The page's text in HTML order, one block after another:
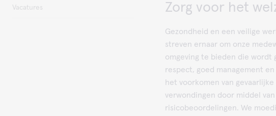
Vacatures Zorg voor het
Gezondheid en een veilige
streven ernaar om onze
omgeving te bieden die wordt
respect, goed management
het voorkomen van
verwondingen door middel
risicobeoordelingen. We